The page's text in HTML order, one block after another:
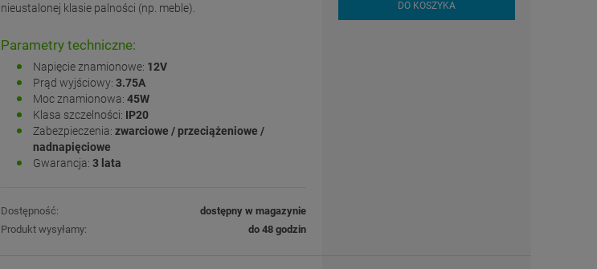
nieustalonej klasie palności (np. meble).
Parametry techniczne:
Napięcie znamionowe: 12V
Prąd wyjściowy: 3.75A
Moc znamionowa: 45W
Klasa szczelności: IP20
Zabezpieczenia: zwarciowe / przeciążeniowe /
nadnapięciowe
Gwarancja: 3 lata
Dostępność:
dostępny w magazynie
Produkt wysyłamy:
do 48 godzin
DO KOSZYKA